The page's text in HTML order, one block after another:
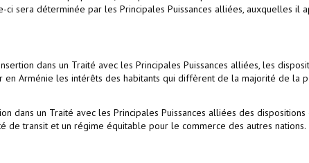
sera déterminée par les Principales Puissances alliées, auxquelles il
dans un Traité avec les Principales Puissances alliées, les
Arménie les intérêts des habitants qui diffèrent de la majorité de la
dans un Traité avec les Principales Puissances alliées des
de transit et un régime équitable pour le commerce des autres nations.